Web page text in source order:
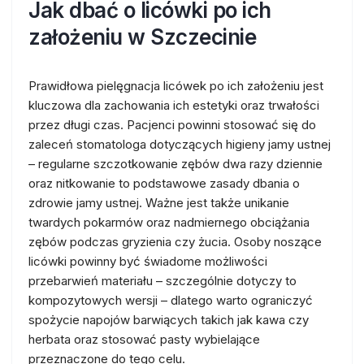
Jak dbać o licówki po ich
założeniu w Szczecinie
Prawidłowa pielęgnacja licówek po ich założeniu jest
kluczowa dla zachowania ich estetyki oraz trwałości
przez długi czas. Pacjenci powinni stosować się do
zaleceń stomatologa dotyczących higieny jamy ustnej
– regularne szczotkowanie zębów dwa razy dziennie
oraz nitkowanie to podstawowe zasady dbania o
zdrowie jamy ustnej. Ważne jest także unikanie
twardych pokarmów oraz nadmiernego obciążania
zębów podczas gryzienia czy żucia. Osoby noszące
licówki powinny być świadome możliwości
przebarwień materiału – szczególnie dotyczy to
kompozytowych wersji – dlatego warto ograniczyć
spożycie napojów barwiących takich jak kawa czy
herbata oraz stosować pasty wybielające
przeznaczone do tego celu.